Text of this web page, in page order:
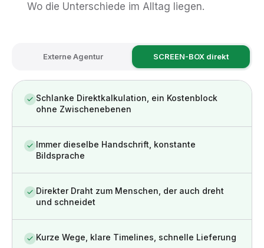
Wo die Unterschiede im Alltag liegen.
Externe Agentur SCREEN-BOX direkt
Schlanke Direktkalkulation, ein Kostenblock
ohne Zwischenebenen
Immer dieselbe Handschrift, konstante
Bildsprache
Direkter Draht zum Menschen, der auch dreht
und schneidet
Kurze Wege, klare Timelines, schnelle Lieferung